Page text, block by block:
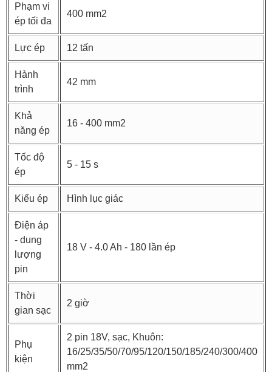
Phạm vi
ép tối đa
400 mm2
Lực ép 12 tấn
Hành
trình
42 mm
Khả
năng ép
16 - 400 mm2
Tốc độ
ép
5 - 15 s
Kiểu ép Hình lục giác
Điện áp
- dung
lượng
pin
18 V - 4.0 Ah - 180 lần ép
Thời
gian sạc
2 giờ
Phụ
kiện
2 pin 18V, sạc, Khuôn:
16/25/35/50/70/95/120/150/185/240/300/400
mm2